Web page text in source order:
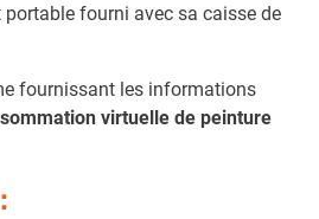
fourni avec sa caisse de
fournissant les informations
virtuelle de peinture